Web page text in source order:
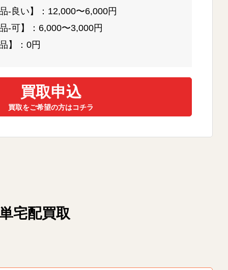
-良い】：12,000〜6,000円
-可】：6,000〜3,000円
】：0円
買取申込
買取をご希望の方はコチラ
宅配買取